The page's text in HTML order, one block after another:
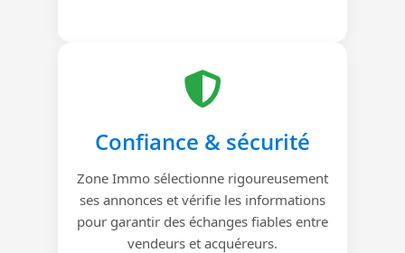
Confiance & sécurité
Zone Immo sélectionne rigoureusement
ses annonces et vérifie les informations
pour garantir des échanges fiables entre
vendeurs et acquéreurs.